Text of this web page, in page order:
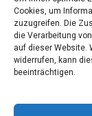
Cookies, um
zuzugreifen. Die
die Verarbeitung
auf dieser Website.
widerrufen, kann
beeinträchtigen.